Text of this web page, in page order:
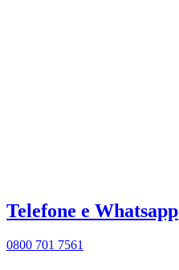
Telefone e Whatsapp
0800 701 7561